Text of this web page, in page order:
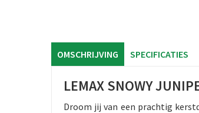
OMSCHRIJVING SPECIFICATIES
LEMAX SNOWY
Droom jij van een prachtig